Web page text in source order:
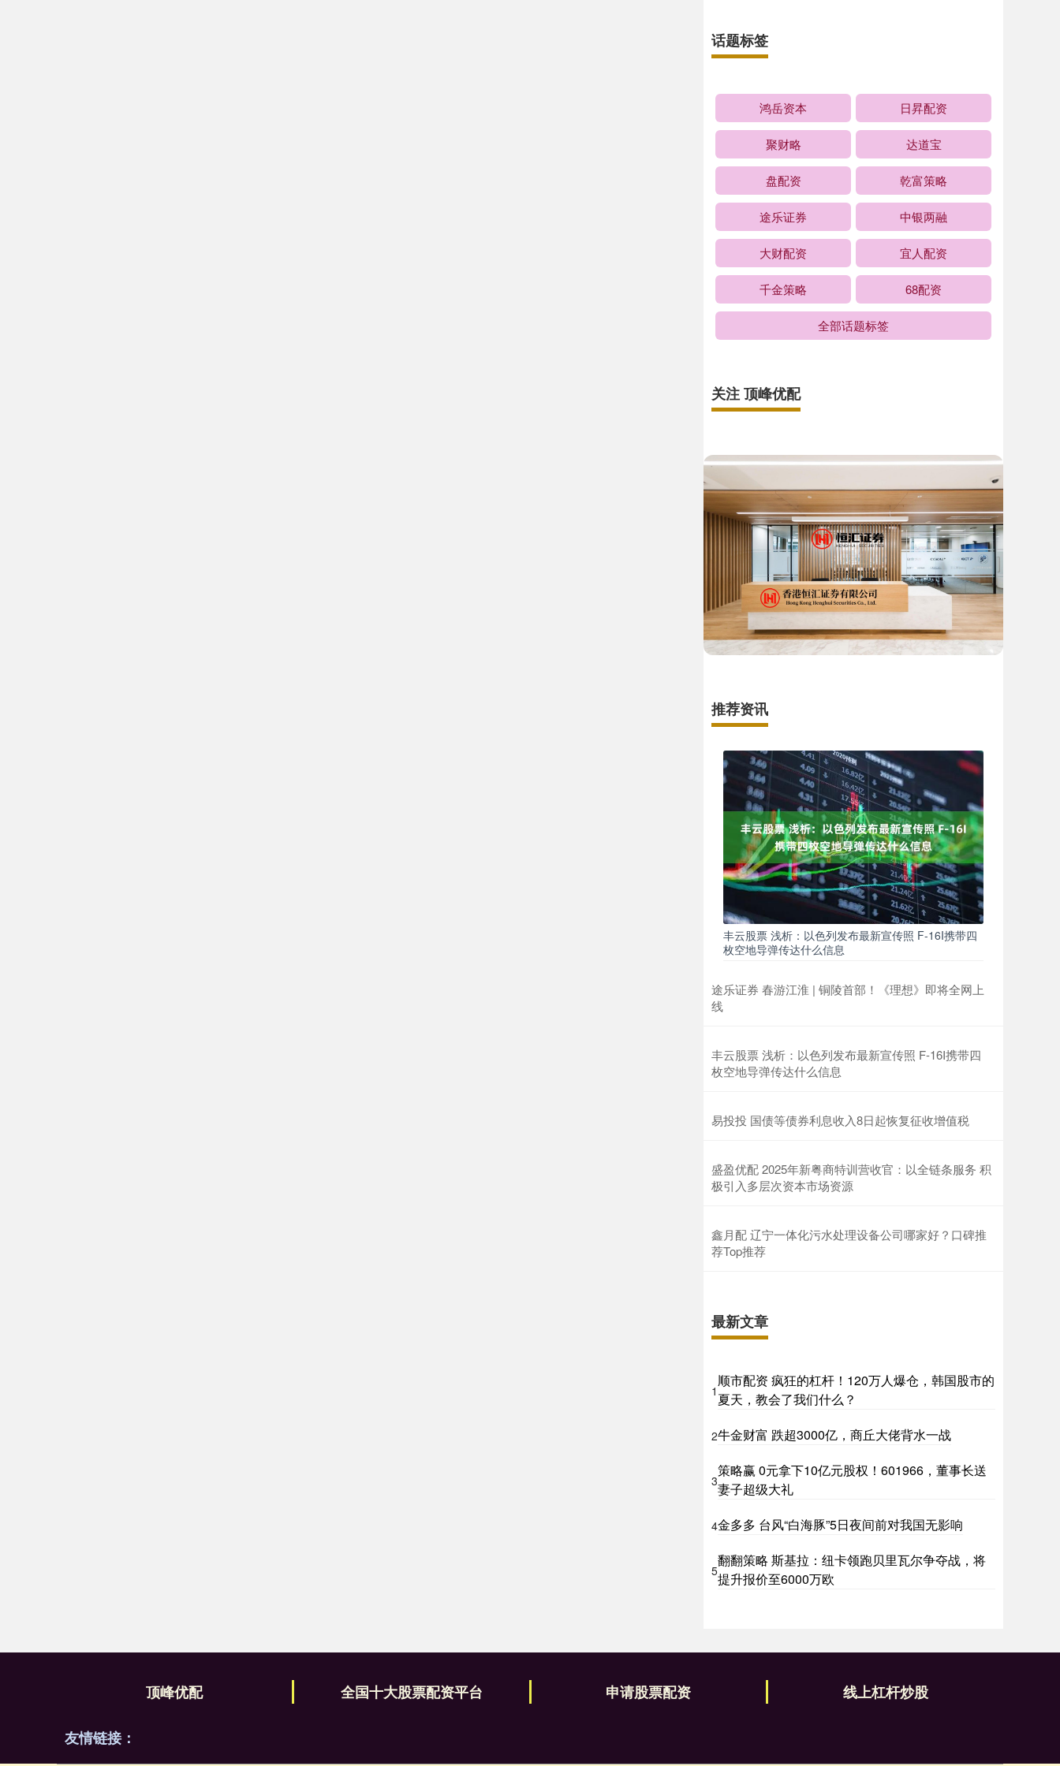
话题标签
鸿岳资本 日昇配资
聚财略 达道宝
盘配资 乾富策略
途乐证券 中银两融
大财配资 宜人配资
千金策略 68配资
全部话题标签
关注 顶峰优配
推荐资讯
丰云股票 浅析：以色列发布最新宣传照 F-16I携带四
枚空地导弹传达什么信息
途乐证券 春游江淮 | 铜陵首部！《理想》即将全网上
线
丰云股票 浅析：以色列发布最新宣传照 F-16I携带四
枚空地导弹传达什么信息
易投投 国债等债券利息收入8日起恢复征收增值税
盛盈优配 2025年新粤商特训营收官：以全链条服务 积
极引入多层次资本市场资源
鑫月配 辽宁一体化污水处理设备公司哪家好？口碑推
荐Top推荐
最新文章
1
顺市配资 疯狂的杠杆！120万人爆仓，韩国股市的
夏天，教会了我们什么？
2牛金财富 跌超3000亿，商丘大佬背水一战
3
策略赢 0元拿下10亿元股权！601966，董事长送
妻子超级大礼
4金多多 台风“白海豚”5日夜间前对我国无影响
5
翻翻策略 斯基拉：纽卡领跑贝里瓦尔争夺战，将
提升报价至6000万欧
顶峰优配 全国十大股票配资平台 申请股票配资 线上杠杆炒股
友情链接：